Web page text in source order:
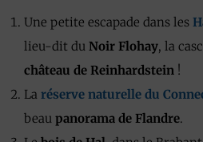
Une petite escapade dans les
lieu-dit du Noir Flohay, la
château de Reinhardstein !
La réserve naturelle du
beau panorama de Flandre.